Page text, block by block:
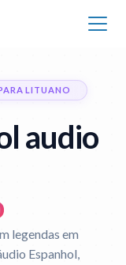
LITUANO
audio
legendas em
Espanhol,